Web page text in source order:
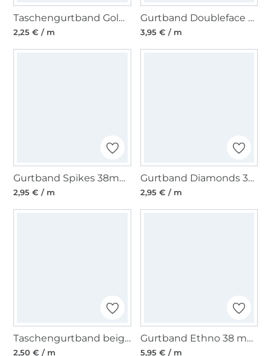
Taschengurtband Goldfäden 40mm, hellpetrol
2,25 € / m
Gurtband Doubleface Stripes 40mm, bordeaux
3,95 € / m
Gurtband Spikes 38mm , schwarz
2,95 € / m
Gurtband Diamonds 38mm , royalblau
2,95 € / m
Taschengurtband beige 30 mm
2,50 € / m
Gurtband Ethno 38 mm, bordeaux
5,95 € / m